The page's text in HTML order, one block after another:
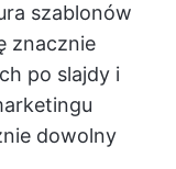
szablonów
znacznie
po slajdy i
dowolny